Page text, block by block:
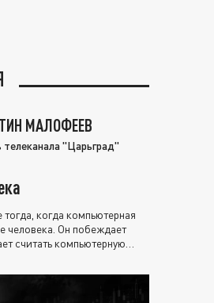
МАЛОФЕЕВ
телеканала "Царьград"
когда компьютерная
человека. Он побеждает
считать компьютерную